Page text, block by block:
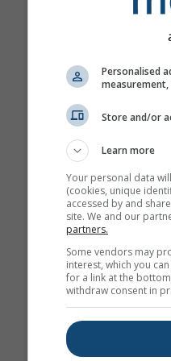
Personalised
measurement,
Store and/or
Learn more
Your personal data
(cookies, unique
accessed by and
site. We and our
partners.
Some vendors may
interest, which you
for a link at the
withdraw consent in